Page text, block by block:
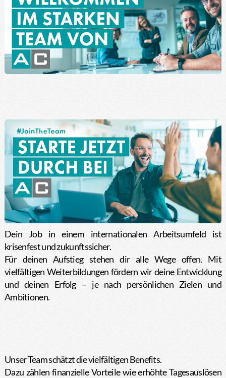
Dein Job in einem internationalen Arbeitsumfeld ist
krisenfest und zukunftssicher.
Für deinen Aufstieg stehen dir alle Wege offen. Mit
vielfältigen Weiterbildungen fördern wir deine Entwicklung
und deinen Erfolg – je nach persönlichen Zielen und
Ambitionen.
Unser Team schätzt die vielfältigen Benefits.
Dazu zählen finanzielle Vorteile wie erhöhte Tagesauslösen